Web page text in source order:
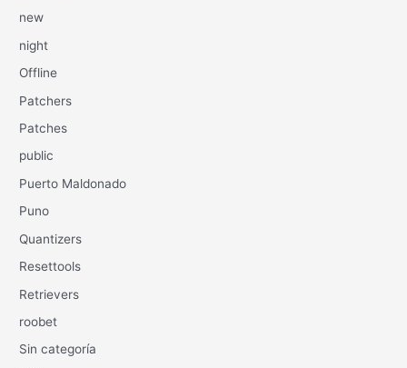
new
night
Offline
Patchers
Patches
public
Puerto Maldonado
Puno
Quantizers
Resettools
Retrievers
roobet
Sin categoría